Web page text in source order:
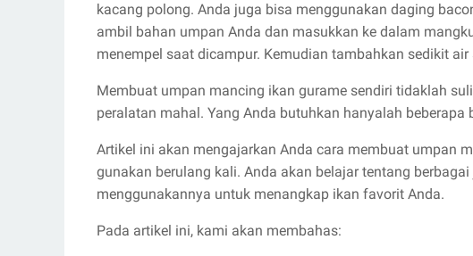
kacang polong. Anda juga bisa menggunakan daging
ambil bahan umpan Anda dan masukkan ke dalam
menempel saat dicampur. Kemudian tambahkan sedikit
Membuat umpan mancing ikan gurame sendiri tidaklah
peralatan mahal. Yang Anda butuhkan hanyalah
Artikel ini akan mengajarkan Anda cara membuat umpan
gunakan berulang kali. Anda akan belajar tentang
menggunakannya untuk menangkap ikan favorit Anda.
Pada artikel ini, kami akan membahas: